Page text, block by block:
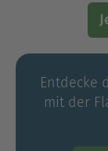
Entdecke
mit der